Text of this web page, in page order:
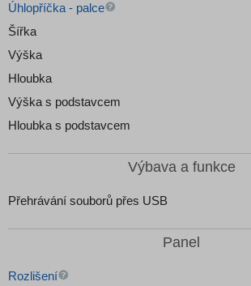
Úhlopříčka - palce
Šířka
Výška
Hloubka
Výška s podstavcem
Hloubka s podstavcem
Výbava a funkce
Přehrávání souborů přes USB
Panel
Rozlišení